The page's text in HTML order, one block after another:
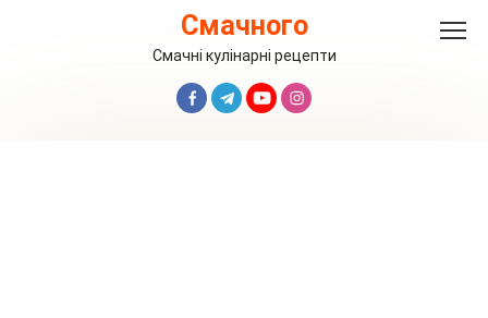
Смачного
Смачні кулінарні рецепти